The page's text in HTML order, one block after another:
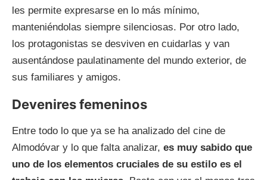
les permite expresarse en lo más mínimo,
manteniéndolas siempre silenciosas. Por otro lado,
los protagonistas se desviven en cuidarlas y van
ausentándose paulatinamente del mundo exterior, de
sus familiares y amigos.
Devenires femeninos
Entre todo lo que ya se ha analizado del cine de
Almodóvar y lo que falta analizar, es muy sabido que
uno de los elementos cruciales de su estilo es el